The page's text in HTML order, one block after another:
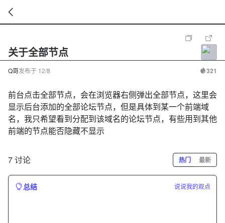
关于全部节点
Q哥发布于 12/8 321
前台点击全部节点，会在浏览器右侧弹出全部节点，这里会
显示后台添加的全部论坛节点，但是具体到某一个前端域
名，我只希望看到分配到该域名的论坛节点，有些用到其他
前端的节点能否隐藏不显示
7 讨论 热门 最新
总结 说说我的观点